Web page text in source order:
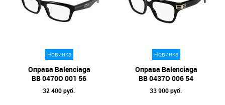
Новинка
Оправа Balenciaga
BB 0470O 001 56
32 400 руб.
Новинка
Оправа Balenciaga
BB 0437O 006 54
33 900 руб.